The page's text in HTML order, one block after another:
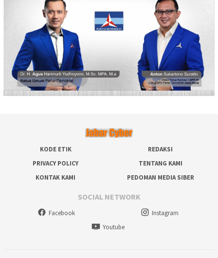
KODE ETIK
REDAKSI
PRIVACY POLICY
TENTANG KAMI
KONTAK KAMI
PEDOMAN MEDIA SIBER
SOCIAL NETWORK
Facebook
Instagram
Youtube